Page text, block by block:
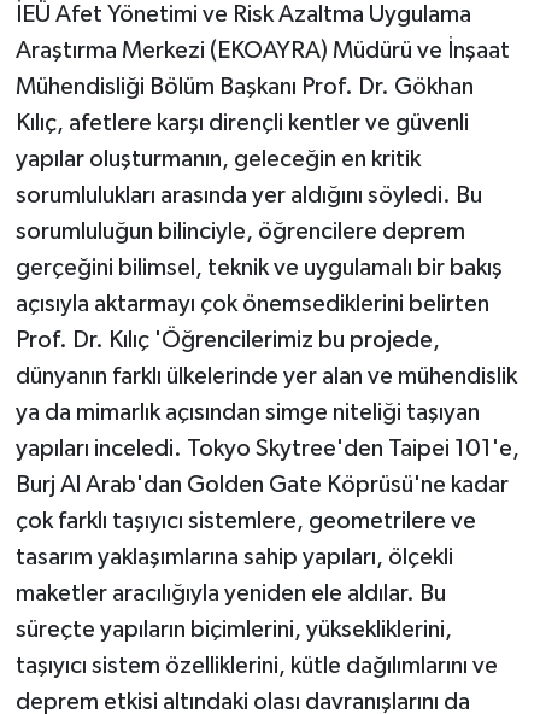
İEÜ Afet Yönetimi ve Risk Azaltma Uygulama
Araştırma Merkezi (EKOAYRA) Müdürü ve İnşaat
Mühendisliği Bölüm Başkanı Prof. Dr. Gökhan
Kılıç, afetlere karşı dirençli kentler ve güvenli
yapılar oluşturmanın, geleceğin en kritik
sorumlulukları arasında yer aldığını söyledi. Bu
sorumluluğun bilinciyle, öğrencilere deprem
gerçeğini bilimsel, teknik ve uygulamalı bir bakış
açısıyla aktarmayı çok önemsediklerini belirten
Prof. Dr. Kılıç 'Öğrencilerimiz bu projede,
dünyanın farklı ülkelerinde yer alan ve mühendislik
ya da mimarlık açısından simge niteliği taşıyan
yapıları inceledi. Tokyo Skytree'den Taipei 101'e,
Burj Al Arab'dan Golden Gate Köprüsü'ne kadar
çok farklı taşıyıcı sistemlere, geometrilere ve
tasarım yaklaşımlarına sahip yapıları, ölçekli
maketler aracılığıyla yeniden ele aldılar. Bu
süreçte yapıların biçimlerini, yüksekliklerini,
taşıyıcı sistem özelliklerini, kütle dağılımlarını ve
deprem etkisi altındaki olası davranışlarını da